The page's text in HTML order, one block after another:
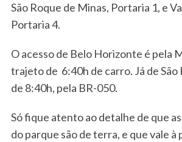
São Roque de Minas, Portaria 1, e
Portaria 4.
O acesso de Belo Horizonte é pela
trajeto de 6:40h de carro. Já de São
de 8:40h, pela BR-050.
Só fique atento ao detalhe de que
do parque são de terra, e que vale à